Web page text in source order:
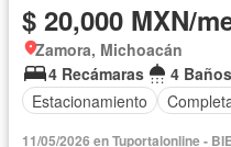
$ 20,000 MXN/
Zamora, Michoacán
4 Recámaras
4 Baños
Estacionamiento
11/05/2026 en Tuportalonline -